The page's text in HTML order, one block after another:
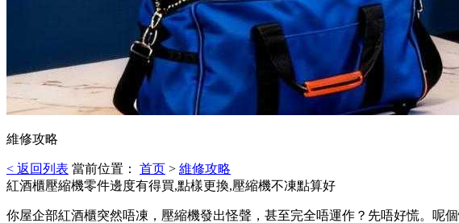
維修攻略
< 返回列表 當前位置： 首页 > 維修攻略
紅酒櫃壓縮機零件邊度有得買,點樣更換,壓縮機不凍點算好
你屋企部紅酒櫃突然唔凍，壓縮機發出怪聲，甚至完全唔運作？先唔好慌。呢